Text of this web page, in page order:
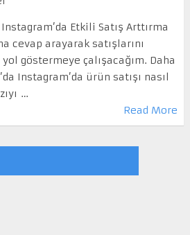
Etkili Satış Arttırma
cevap arayarak satışlarını
göstermeye çalışacağım. Daha
Instagram’da ürün satışı nasıl
…
Read More